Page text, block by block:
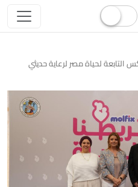
التابعة لحياة مصر لرعاية حديثي